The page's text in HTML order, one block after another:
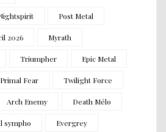
Post Metal
2026 Myrath
Triumpher Epic Metal
Primal Fear Twilight Force
Arch Enemy Death Mélo
sympho Evergrey